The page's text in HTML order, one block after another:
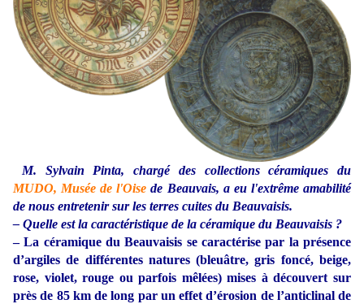
M. Sylvain Pinta, chargé des collections céramiques du
MUDO, Musée de l'Oise de Beauvais, a eu l'extrême amabilité
de nous entretenir sur les terres cuites du Beauvaisis.
– Quelle est la caractéristique de la céramique du Beauvaisis ?
–La céramique du Beauvaisis se caractérise par la présence
d’argiles de différentes natures (bleuâtre, gris foncé, beige,
rose, violet, rouge ou parfois mêlées) mises à découvert sur
près de 85 km de long par un effet d’érosion de l’anticlinal de